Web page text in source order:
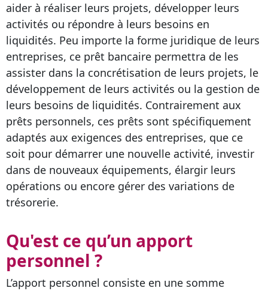
aider à réaliser leurs projets, développer leurs
activités ou répondre à leurs besoins en
liquidités. Peu importe la forme juridique de leurs
entreprises, ce prêt bancaire permettra de les
assister dans la concrétisation de leurs projets, le
développement de leurs activités ou la gestion de
leurs besoins de liquidités. Contrairement aux
prêts personnels, ces prêts sont spécifiquement
adaptés aux exigences des entreprises, que ce
soit pour démarrer une nouvelle activité, investir
dans de nouveaux équipements, élargir leurs
opérations ou encore gérer des variations de
trésorerie.
Qu'est ce qu’un apport
personnel ?
L’apport personnel consiste en une somme